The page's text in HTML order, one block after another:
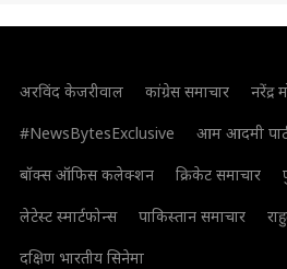
अरविंद केजरीवाल कांग्रेस समाचार नरेंद्र
#NewsBytesExclusive
आम आदमी
बॉक्स ऑफिस कलेक्शन
क्रिकेट समाचार
लेटेस्ट स्मार्टफोन्स
पाकिस्तान समाचार
दक्षिण भारतीय सिनेमा